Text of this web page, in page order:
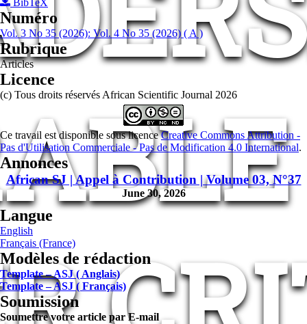
BibTeX
Numéro
Vol. 3 No 35 (2026): Vol. 4 No 35 (2026) ( A )
Rubrique
Articles
Licence
(c) Tous droits réservés African Scientific Journal 2026
Ce travail est disponible sous licenceCreative Commons Attribution -
Pas d'Utilisation Commerciale - Pas de Modification 4.0 International.
Annonces
African SJ | Appel à Contribution | Volume 03, N°37
June 30, 2026
Langue
English
Français (France)
Modèles de rédaction
Template – ASJ ( Anglais)
Template – ASJ ( Français)
Soumission
Soumettre votre article par E-mail